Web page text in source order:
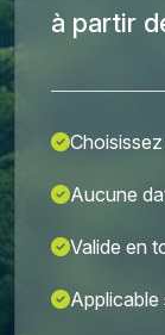
à partir
Aucune
Valide en
Applicable